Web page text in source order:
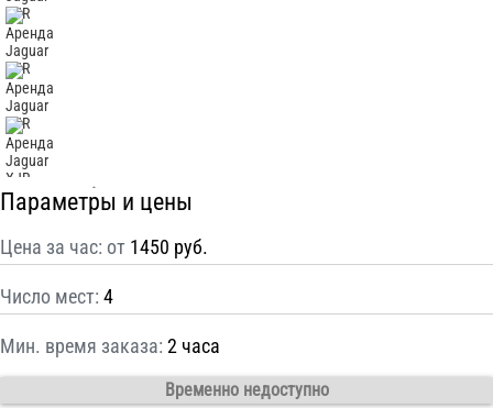
Параметры и цены
Цена за час: от 1450 руб.
Число мест: 4
Мин. время заказа: 2 часа
Временно недоступно